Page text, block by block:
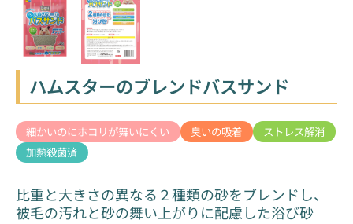
ハムスターのブレンドバスサンド
細かいのにホコリが舞いにくい 臭いの吸着
ストレス解消
加熱殺菌済
比重と大きさの異なる２種類の砂をブレンドし、
被毛の汚れと砂の舞い上がりに配慮した浴び砂